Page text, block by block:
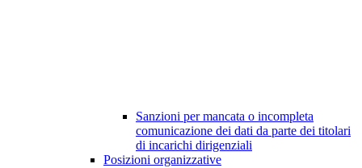
Sanzioni per mancata o incompleta
comunicazione dei dati da parte dei titolari
di incarichi dirigenziali
Posizioni organizzative